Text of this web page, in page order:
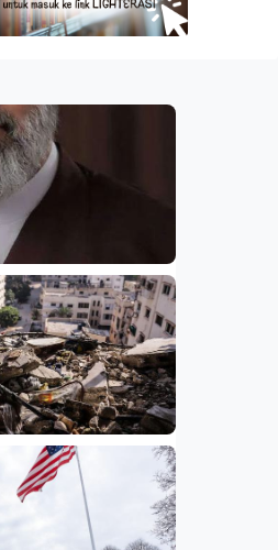
sulit
tertinggi
perang
kehidupan
militer perparah